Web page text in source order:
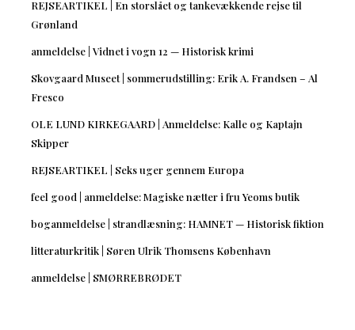
REJSEARTIKEL | En storslået og tankevækkende rejse til
Grønland
anmeldelse | Vidnet i vogn 12 — Historisk krimi
Skovgaard Museet | sommerudstilling: Erik A. Frandsen – Al
Fresco
OLE LUND KIRKEGAARD | Anmeldelse: Kalle og Kaptajn
Skipper
REJSEARTIKEL | Seks uger gennem Europa
feel good | anmeldelse: Magiske nætter i fru Yeoms butik
boganmeldelse | strandlæsning: HAMNET — Historisk fiktion
litteraturkritik | Søren Ulrik Thomsens København
anmeldelse | SMØRREBRØDET